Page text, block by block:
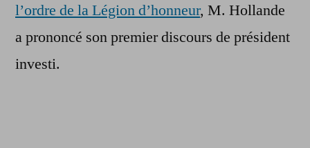
l’ordre de la Légion d’honneur, M. Hollande
a prononcé son premier discours de président
investi.